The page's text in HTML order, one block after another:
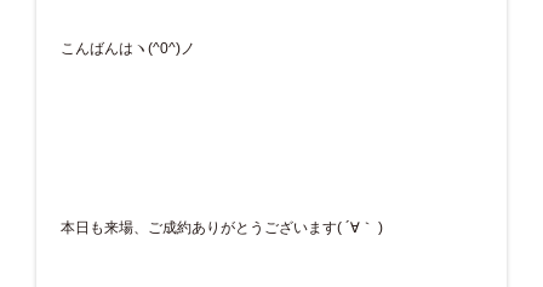
こんばんはヽ(^0^)ノ
本日も来場、ご成約ありがとうございます( ´∀｀ )